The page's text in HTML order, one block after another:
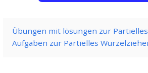
Übungen mit lösungen zur
Aufgaben zur Partielles